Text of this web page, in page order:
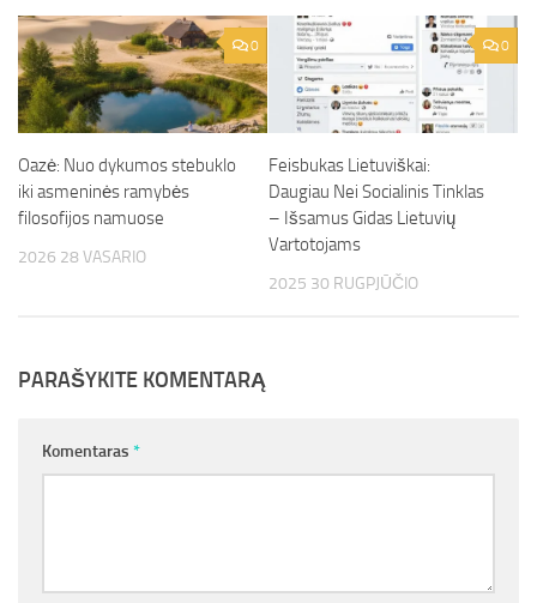
0
Oazė: Nuo dykumos stebuklo
iki asmeninės ramybės
filosofijos namuose
2026 28 VASARIO
0
Feisbukas Lietuviškai:
Daugiau Nei Socialinis Tinklas
– Išsamus Gidas Lietuvių
Vartotojams
2025 30 RUGPJŪČIO
PARAŠYKITE KOMENTARĄ
Komentaras *